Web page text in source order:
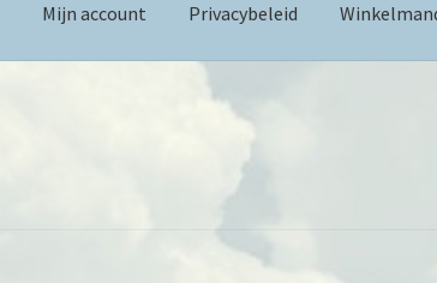
Mijn account Privacybeleid